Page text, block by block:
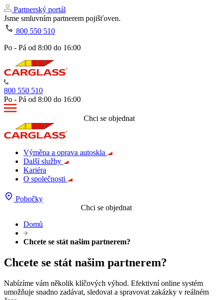
Partnerský portál
Jsme smluvním partnerem pojišťoven.
800 550 510
Po - Pá od 8:00 do 16:00
800 550 510
Po - Pá od 8:00 do 16:00
Chci se objednat
Výměna a oprava autoskla
Další služby
Kariéra
O společnosti
Pobočky
Chci se objednat
Domů
Chcete se stát našim partnerem?
Chcete se stát našim partnerem?
Nabízíme vám několik klíčových výhod. Efektivní online systém
umožňuje snadno zadávat, sledovat a spravovat zakázky v reálném